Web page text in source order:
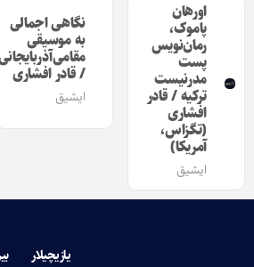
اورهان
پاموک،
رمان‌نویس
پست
مدرنیست
ترکیه / قادر
افشارى
(تگزاس،
آمریکا)
ایشیق
نگاهى اجمالى
به موسیقى
/ قادر افشارى
ایشیق
یازیچیلار